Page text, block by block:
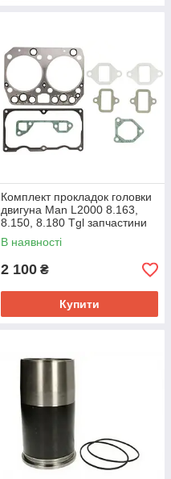
Комплект прокладок головки
двигуна Man L2000 8.163,
8.150, 8.180 Tgl запчастини
D0824/ D0826/ D0834 D0836
В наявності
2 100 ₴
Купити